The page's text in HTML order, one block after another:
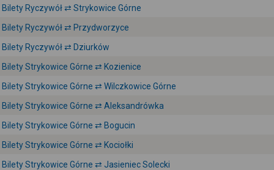
Bilety Ryczywół ⇄ Strykowice Górne
Bilety Ryczywół ⇄ Przydworzyce
Bilety Ryczywół ⇄ Dziurków
Bilety Strykowice Górne ⇄ Kozienice
Bilety Strykowice Górne ⇄ Wilczkowice Górne
Bilety Strykowice Górne ⇄ Aleksandrówka
Bilety Strykowice Górne ⇄ Bogucin
Bilety Strykowice Górne ⇄ Kociołki
Bilety Strykowice Górne ⇄ Jasieniec Solecki